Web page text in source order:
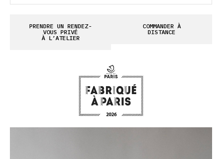
PRENDRE UN RENDEZ-
VOUS PRIVÉ
À L’ATELIER
COMMANDER À
DISTANCE